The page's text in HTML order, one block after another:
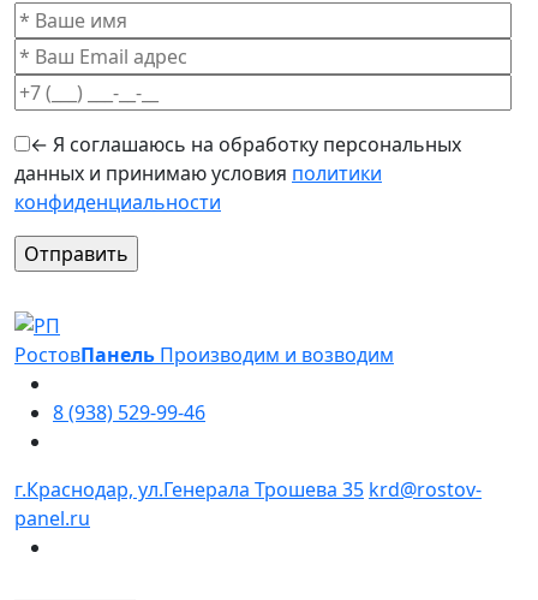
← Я соглашаюсь на обработку персональных
данных и принимаю условия политики
конфиденциальности
Оставьте это поле пустым.
РостовПанель Производим и возводим
8 (938) 529-99-46
г.Краснодар, ул.Генерала Трошева 35 krd@rostov-
panel.ru